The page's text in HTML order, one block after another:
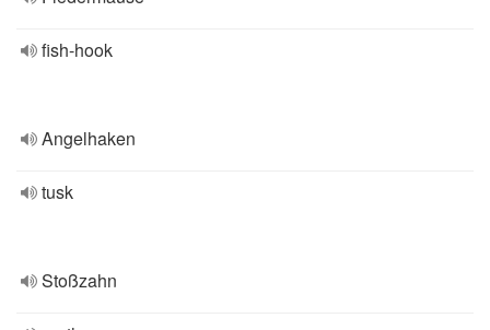
fish-hook
Angelhaken
tusk
Stoßzahn